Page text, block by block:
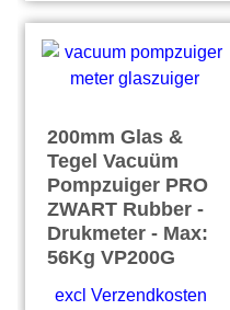
200mm Glas &
Tegel Vacuüm
Pompzuiger PRO
ZWART Rubber -
Drukmeter - Max:
56Kg VP200G
excl Verzendkosten